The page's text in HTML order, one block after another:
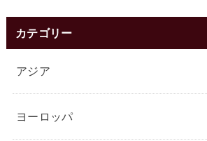
カテゴリー
アジア
ヨーロッパ